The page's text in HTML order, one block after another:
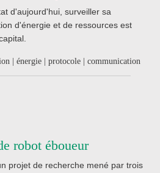
d'aujourd'hui, surveiller sa
d'énergie et de ressources est
| énergie | protocole | communication
robot éboueur
projet de recherche mené par trois